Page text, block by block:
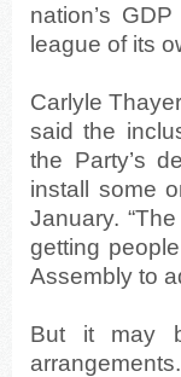
nation’s
league of its
Carlyle
said the
the Party’s
install some
January.
getting
Assembly to
But it may